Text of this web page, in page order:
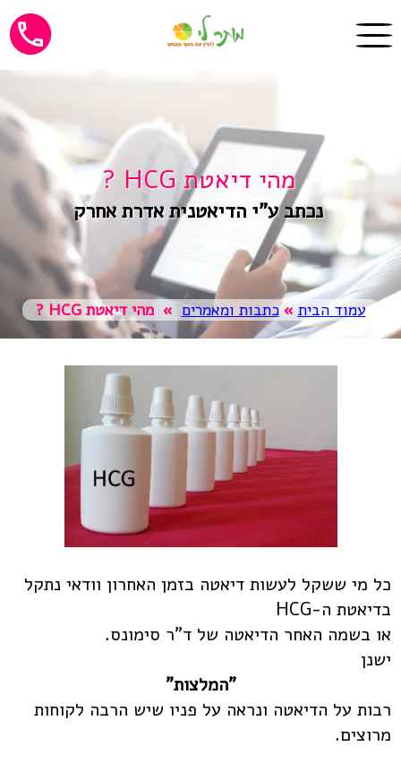
מהי דיאטת HCG ?
נכתב ע"י הדיאטנית אדרת אחרק
עמוד הבית » כתבות ומאמרים » מהי דיאטת HCG ?
כל מי ששקל לעשות דיאטה בזמן האחרון וודאי נתקל
בדיאטת ה-HCG
או בשמה האחר הדיאטה של ד"ר סימונס.
ישנן
"המלצות"
רבות על הדיאטה ונראה על פניו שיש הרבה לקוחות
מרוצים.